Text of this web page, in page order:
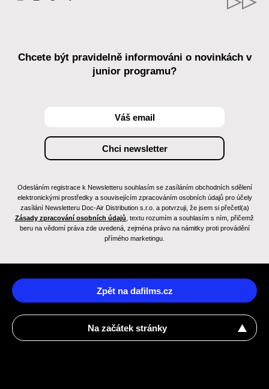
Chcete být pravidelně informováni o novinkách v
junior programu?
Odesláním registrace k Newsletteru souhlasím se zasíláním obchodních sdělení
elektronickými prostředky a souvisejícím zpracováním osobních údajů pro účely
zasílání Newsletteru Doc-Air Distribution s.r.o. a potvrzuji, že jsem si přečetl(a)
Zásady zpracování osobních údajů , textu rozumím a souhlasím s ním, přičemž
beru na vědomí práva zde uvedená, zejména právo na námitky proti provádění
přímého marketingu.
Zpět na dafilms.cz
Na začátek stránky